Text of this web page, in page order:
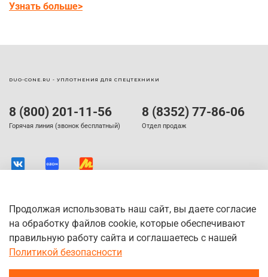
Узнать больше>
8 (800) 201-11-56
Горячая линия (звонок бесплатный)
8 (8352) 77-86-06
Отдел продаж
DUO-CONE.RU - УПЛОТНЕНИЯ ДЛЯ СПЕЦТЕХНИКИ
Продолжая использовать наш сайт, вы даете согласие
на обработку файлов cookie, которые обеспечивают
правильную работу сайта и соглашаетесь с нашей
Политикой безопасности